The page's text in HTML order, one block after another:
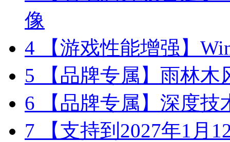
像
4 【游戏性能增强】
5 【品牌专属】雨林木
6 【品牌专属】深度技
7 【支持到2027年1月